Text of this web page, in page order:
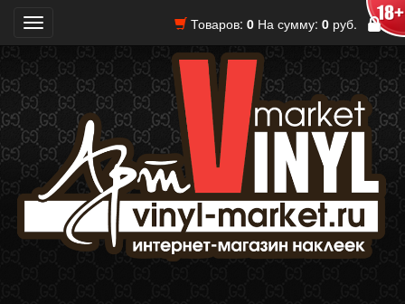
Товаров: 0 На сумму: 0 руб.
Toggle
navigation